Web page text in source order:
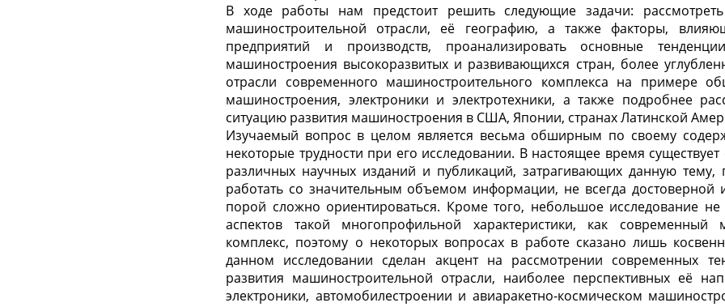
В ходе работы нам предстоит решить следующие задачи:
машиностроительной отрасли, её географию, а также факторы,
предприятий и производств, проанализировать основные
машиностроения высокоразвитых и развивающихся стран, более
отрасли современного машиностроительного комплекса на примере
машиностроения, электроники и электротехники, а также подробнее
ситуацию развития машиностроения в США, Японии, странах Латинской
Изучаемый вопрос в целом является весьма обширным по своему
некоторые трудности при его исследовании. В настоящее время
различных научных изданий и публикаций, затрагивающих данную тему,
работать со значительным объемом информации, не всегда достоверной
порой сложно ориентироваться. Кроме того, небольшое исследование не
аспектов такой многопрофильной характеристики, как современный
комплекс, поэтому о некоторых вопросах в работе сказано лишь
данном исследовании сделан акцент на рассмотрении современных
развития машиностроительной отрасли, наиболее перспективных её
электроники, автомобилестроении и авиаракетно-космическом